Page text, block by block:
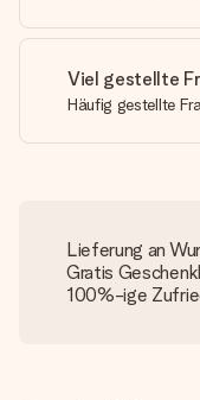
Viel gestellte
Häufig gestellte
Lieferung an
Gratis
100%-ige